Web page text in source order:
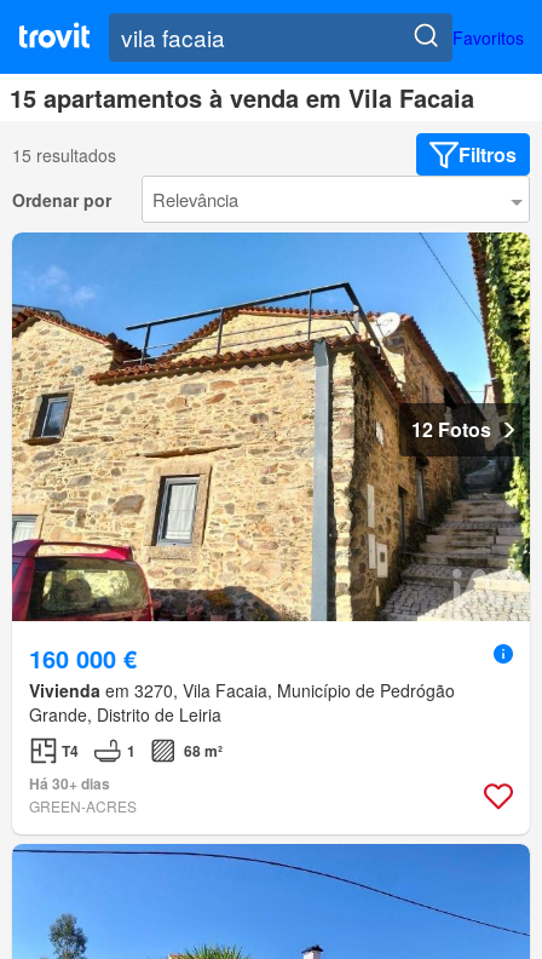
Favoritos
15 apartamentos à venda em Vila Facaia
15 resultados Filtros
Ordenar por
12 Fotos
160 000 €
Vivienda em 3270, Vila Facaia, Município de Pedrógão
Grande, Distrito de Leiria
T4 1
68 m²
Há 30+ dias
GREEN-ACRES